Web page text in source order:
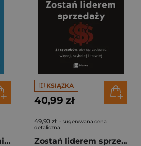
Marka Pisarza. Definiowanie, marketing, komunikacja
KSIĄŻKA
40,99 zł
49,90 zł - sugerowana cena
detaliczna
Zostań liderem sprzedaży. 21 sposobów, aby sprzedawać więcej, szybciej i łatwiej wyd. 2